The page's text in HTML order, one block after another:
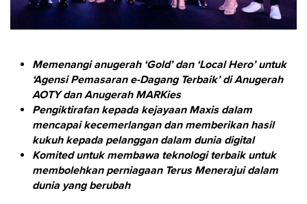
Memenangi anugerah ‘Gold’ dan ‘Local Hero’ untuk
‘Agensi Pemasaran e-Dagang Terbaik’ di Anugerah
AOTY dan Anugerah MARKies
Pengiktirafan kepada kejayaan Maxis dalam
mencapai kecemerlangan dan memberikan hasil
kukuh kepada pelanggan dalam dunia digital
Komited untuk membawa teknologi terbaik untuk
membolehkan perniagaan Terus Menerajui dalam
dunia yang berubah